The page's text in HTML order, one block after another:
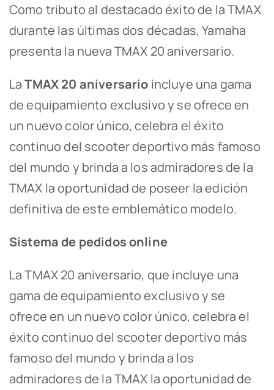
Como tributo al destacado éxito de la TMAX
durante las últimas dos décadas, Yamaha
presenta la nueva TMAX 20 aniversario.
LaTMAX 20 aniversario incluye una gama
de equipamiento exclusivo y se ofrece en
un nuevo color único, celebra el éxito
continuo del scooter deportivo más famoso
del mundo y brinda a los admiradores de la
TMAX la oportunidad de poseer la edición
definitiva de este emblemático modelo.
Sistema de pedidos online
La TMAX 20 aniversario, que incluye una
gama de equipamiento exclusivo y se
ofrece en un nuevo color único, celebra el
éxito continuo del scooter deportivo más
famoso del mundo y brinda a los
admiradores de la TMAX la oportunidad de